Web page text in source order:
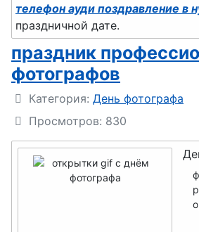
социолога
День
проектиров
щика
участкового
День
психолога
строителя
День
шахтера
гимнастики
сетевика
День
телефон ауди поздравление в
праздничной дате.
праздник
фотографов
Подробности
Категория: День фотографа
Просмотров: 830